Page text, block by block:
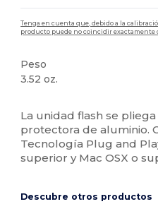
Tenga en cuenta que, debido a la
producto puede no coincidir exactamente
Peso
3.52 oz.
La unidad flash se
protectora de aluminio.
Tecnología Plug and
superior y Mac OSX o
Descubre otros productos